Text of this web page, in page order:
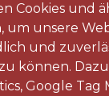
Cookies und
um unsere
und
können.
Google Tag